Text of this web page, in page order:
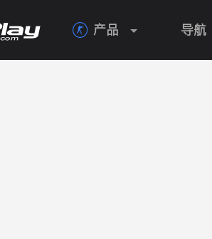
 产品 导航